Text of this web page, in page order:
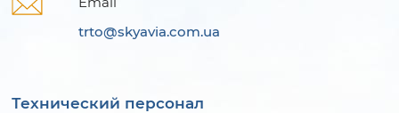
trto@skyavia.com.ua
Технический персонал